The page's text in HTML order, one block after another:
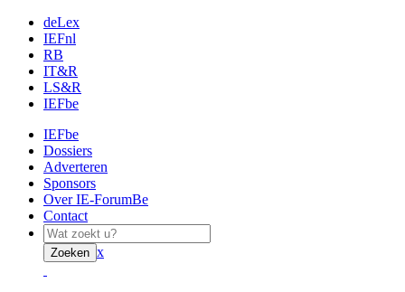
deLex
IEFnl
RB
IT&R
LS&R
IEFbe
IEFbe
Dossiers
Adverteren
Sponsors
Over IE-ForumBe
Contact
Zoeken x